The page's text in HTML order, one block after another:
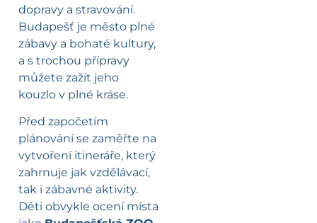
dopravy a stravování.
Budapešť je město plné
zábavy a bohaté kultury,
a s trochou přípravy
můžete zažít jeho
kouzlo v plné kráse.
Před započetím
plánování se zaměřte na
vytvoření itineráře, který
zahrnuje jak vzdělávací,
tak i zábavné aktivity.
Děti obvykle ocení místa